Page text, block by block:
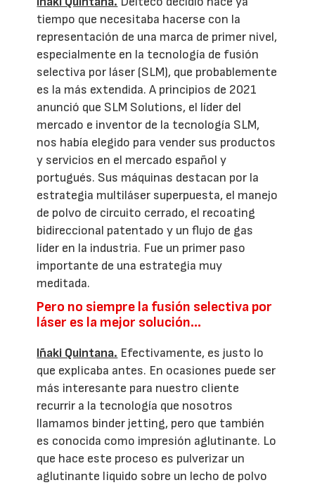
tiempo que necesitaba hacerse con la
representación de una marca de primer nivel,
especialmente en la tecnología de fusión
selectiva por láser (SLM), que probablemente
es la más extendida. A principios de 2021
anunció que SLM Solutions, el líder del
mercado e inventor de la tecnología SLM,
nos había elegido para vender sus productos
y servicios en el mercado español y
portugués. Sus máquinas destacan por la
estrategia multiláser superpuesta, el manejo
de polvo de circuito cerrado, el recoating
bidireccional patentado y un flujo de gas
líder en la industria. Fue un primer paso
importante de una estrategia muy
meditada.
Pero no siempre la fusión selectiva por
láser es la mejor solución...
Iñaki Quintana. Efectivamente, es justo lo
que explicaba antes. En ocasiones puede ser
más interesante para nuestro cliente
recurrir a la tecnología que nosotros
llamamos binder jetting, pero que también
es conocida como impresión aglutinante. Lo
que hace este proceso es pulverizar un
aglutinante liquido sobre un lecho de polvo